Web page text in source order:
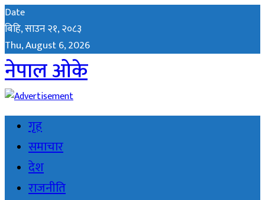
Date
बिहि, साउन २१, २०८३
Thu, August 6, 2026
नेपाल ओके
गृह
समाचार
देश
राजनीति